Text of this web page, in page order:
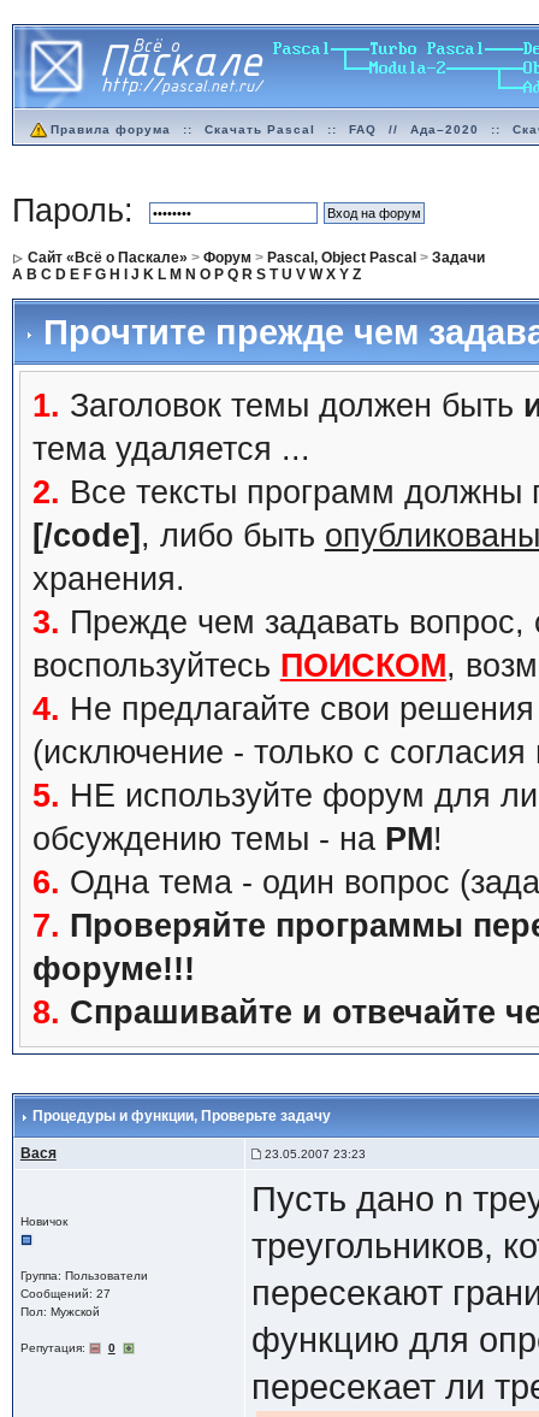
Правила форума :: Скачать Pascal :: FAQ // Ада–2020 ::
Пароль:
Сайт «Всё о Паскале» > Форум > Pascal, Object Pascal > Задачи
A B C D E F G H J K L M N O P Q R S T U V W X Y Z
Прочтите прежде чем
1. Заголовок темы должен быть
тема удаляется ...
2. Все тексты программ должны
[/code] , либо быть
хранения.
3. Прежде чем задавать вопрос,
воспользуйтесь ПОИСКОМ,
4. Не предлагайте свои
(исключение - только с
5. НЕ используйте форум для
обсуждению темы - на PM!
6. Одна тема - один вопрос
7. Проверяйте программы
форуме!!!
8. Спрашивайте и отвечайте
Процедуры и функции, Проверьте задачу
Вася 23.05.2007 23:23
Новичок
Группа: Пользователи
Сообщений: 27
Пол: Мужской
Репутация: 0
Пусть дано n
треугольников,
пересекают
функцию для
пересекает ли